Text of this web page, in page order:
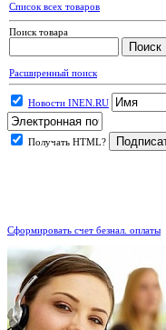
Список всех товаров
Поиск товара
Расширенный поиск
Новости INEN.RU
Получать HTML?
Сформировать счет безнал. оплаты